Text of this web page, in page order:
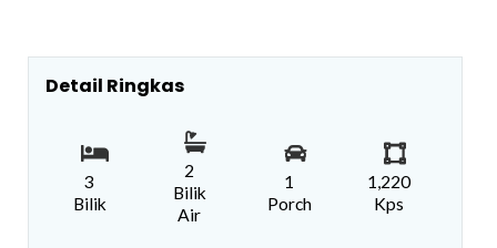
Detail Ringkas
3
Bilik
2
Bilik
Air
1
Porch
1,220
Kps